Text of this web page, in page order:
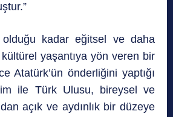
olduğu kadar eğitsel ve daha
yaşantıya yön veren bir
Atatürk’ün önderliğini yaptığı
ile Türk Ulusu, bireysel ve
açık ve aydınlık bir düzeye